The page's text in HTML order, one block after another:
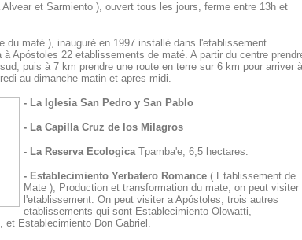
et Sarmiento ), ouvert tous les jours, ferme entre 13h et
du maté ), inauguré en 1997 installé dans l'etablissement
Apóstoles 22 etablissements de maté. A partir du centre
puis à 7 km prendre une route en terre sur 6 km pour arriver à
au dimanche matin et apres midi.
- La Iglesia San Pedro y San Pablo
- La Capilla Cruz de los Milagros
- La Reserva EcologicaTpamba'e; 6,5 hectares.
- Establecimiento Yerbatero Romance ( Etablissement de
Mate ), Production et transformation du mate, on peut visiter
l'etablissement. On peut visiter a Apóstoles, trois autres
etablissements qui sont Establecimiento Olowatti,
et Establecimiento Don Gabriel.